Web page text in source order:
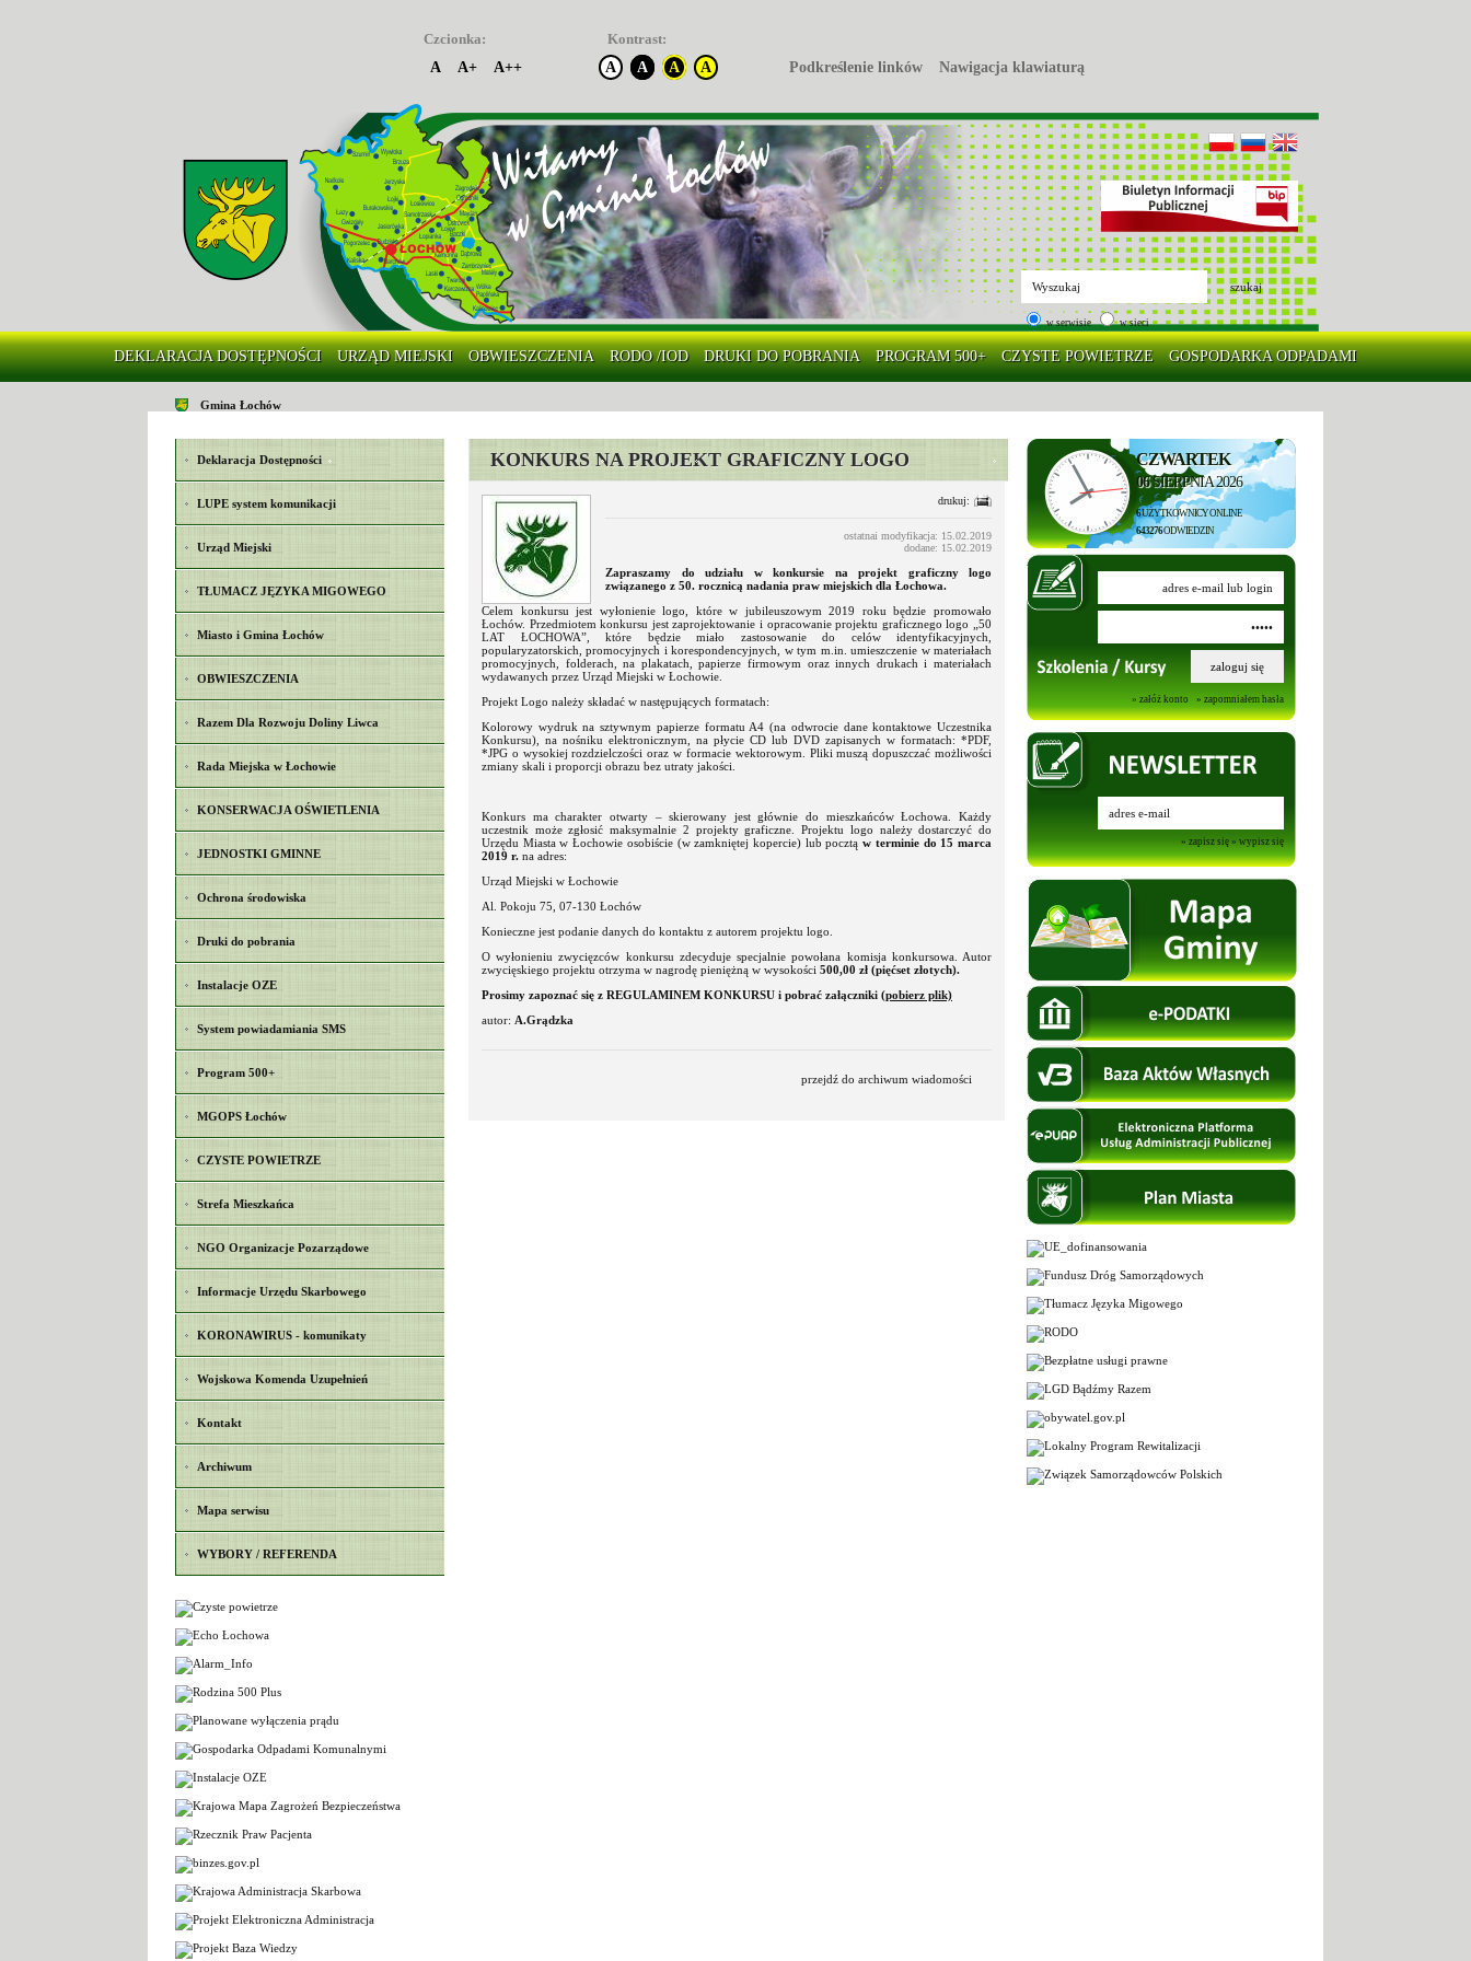
Czcionka:
A
A+ A++
Kontrast:
A
A A A Podkreślenie linków Nawigacja klawiaturą
szukaj
w serwisie w sieci
DEKLARACJA DOSTĘPNOŚCI URZĄD MIEJSKI OBWIESZCZENIA RODO /IOD DRUKI DO POBRANIA PROGRAM 500+ CZYSTE POWIETRZE GOSPODARKA ODPADAMI
Gmina Łochów
Deklaracja Dostępności
LUPE system komunikacji
Urząd Miejski
TŁUMACZ JĘZYKA MIGOWEGO
Miasto i Gmina Łochów
OBWIESZCZENIA
Razem Dla Rozwoju Doliny Liwca
Rada Miejska w Łochowie
KONSERWACJA OŚWIETLENIA
JEDNOSTKI GMINNE
Ochrona środowiska
Druki do pobrania
Instalacje OZE
System powiadamiania SMS
Program 500+
MGOPS Łochów
CZYSTE POWIETRZE
Strefa Mieszkańca
NGO Organizacje Pozarządowe
Informacje Urzędu Skarbowego
KORONAWIRUS - komunikaty
Wojskowa Komenda Uzupełnień
Kontakt
Archiwum
Mapa serwisu
WYBORY / REFERENDA
KONKURS NA PROJEKT GRAFICZNY LOGO
drukuj:
ostatnai modyfikacja: 15.02.2019
dodane: 15.02.2019
Zapraszamy do udziału w konkursie na projekt graficzny logo
związanego z 50. rocznicą nadania praw miejskich dla Łochowa.
Celem konkursu jest wyłonienie logo, które w jubileuszowym 2019 roku będzie promowało
Łochów. Przedmiotem konkursu jest zaprojektowanie i opracowanie projektu graficznego logo „50
LAT ŁOCHOWA”, które będzie miało zastosowanie do celów identyfikacyjnych,
popularyzatorskich, promocyjnych i korespondencyjnych, w tym m.in. umieszczenie w materiałach
promocyjnych, folderach, na plakatach, papierze firmowym oraz innych drukach i materiałach
wydawanych przez Urząd Miejski w Łochowie.
Projekt Logo należy składać w następujących formatach:
Kolorowy wydruk na sztywnym papierze formatu A4 (na odwrocie dane kontaktowe Uczestnika
Konkursu), na nośniku elektronicznym, na płycie CD lub DVD zapisanych w formatach: *PDF,
*JPG o wysokiej rozdzielczości oraz w formacie wektorowym. Pliki muszą dopuszczać możliwości
zmiany skali i proporcji obrazu bez utraty jakości.
Konkurs ma charakter otwarty – skierowany jest głównie do mieszkańców Łochowa. Każdy
uczestnik może zgłosić maksymalnie 2 projekty graficzne. Projektu logo należy dostarczyć do
Urzędu Miasta w Łochowie osobiście (w zamkniętej kopercie) lub pocztąw terminie do 15 marca
2019 r. na adres:
Urząd Miejski w Łochowie
Al. Pokoju 75, 07-130 Łochów
Konieczne jest podanie danych do kontaktu z autorem projektu logo.
O wyłonieniu zwycięzców konkursu zdecyduje specjalnie powołana komisja konkursowa. Autor
zwycięskiego projektu otrzyma w nagrodę pieniężną w wysokości 500,00 zł (pięćset złotych).
Prosimy zapoznać się z REGULAMINEM KONKURSU i pobrać załączniki (pobierz plik)
autor: A.Grądzka
przejdź do archiwum wiadomości
CZWARTEK
06SIERPNIA 2026
6UŻYTKOWNICY ONLINE
643276ODWIEDZIN
» załóż konto » zapomniałem hasła
» zapisz się » wypisz się